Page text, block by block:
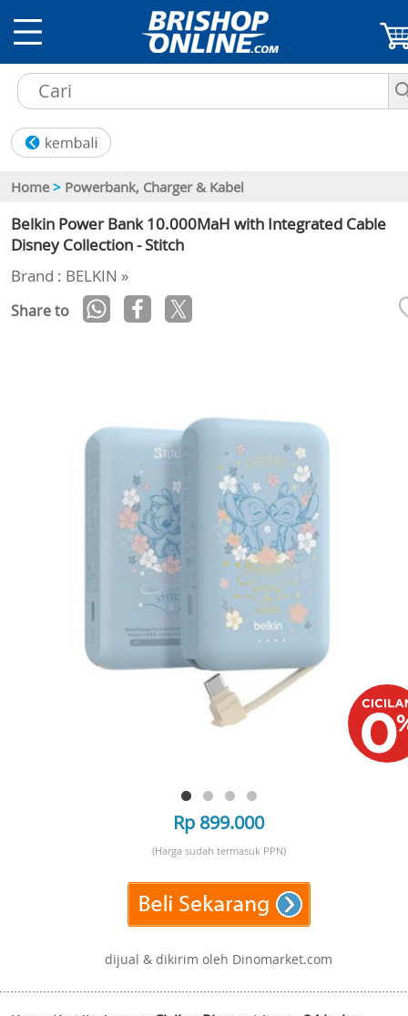
Home > Powerbank, Charger & Kabel
Belkin Power Bank 10.000MaH with Integrated Cable
Disney Collection - Stitch
Brand : BELKIN »
Share to
Rp 899.000
(Harga sudah termasuk PPN)
dijual & dikirim oleh Dinomarket.com